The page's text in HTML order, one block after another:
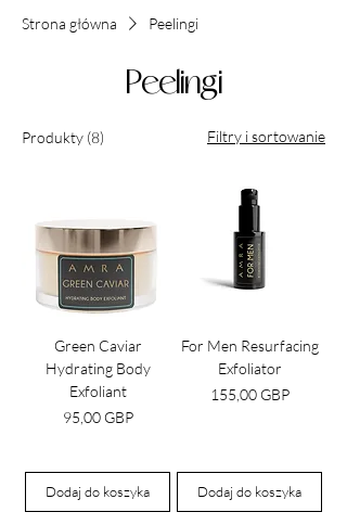
Strona główna Peelingi
Peelingi
Produkty (8) Filtry i sortowanie
Green Caviar
Hydrating Body
Exfoliant
Cena
95,00 GBP
Dodaj do koszyka
For Men Resurfacing
Exfoliator
Cena
155,00 GBP
Dodaj do koszyka